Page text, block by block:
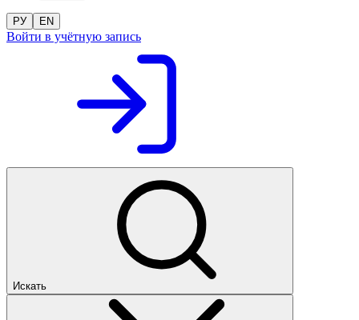
РУ EN
Войти в учётную запись
Искать